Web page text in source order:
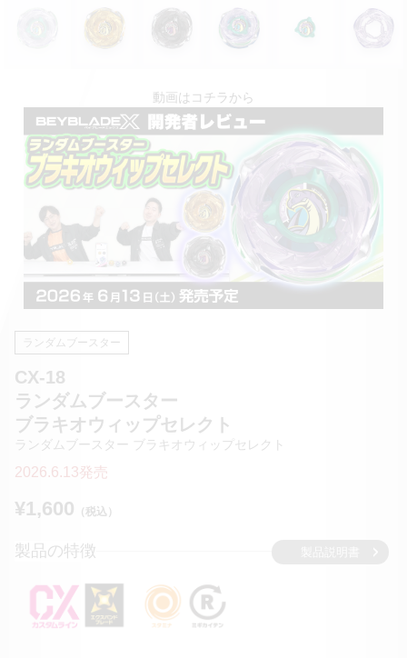
動画はコチラから
ランダムブースター
CX-18
ランダムブースター
ブラキオウィップセレクト
ランダムブースター ブラキオウィップセレクト
2026.6.13発売
¥1,600 （税込）
製品の特徴